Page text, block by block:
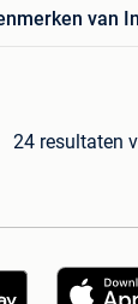
van
24 resultaten